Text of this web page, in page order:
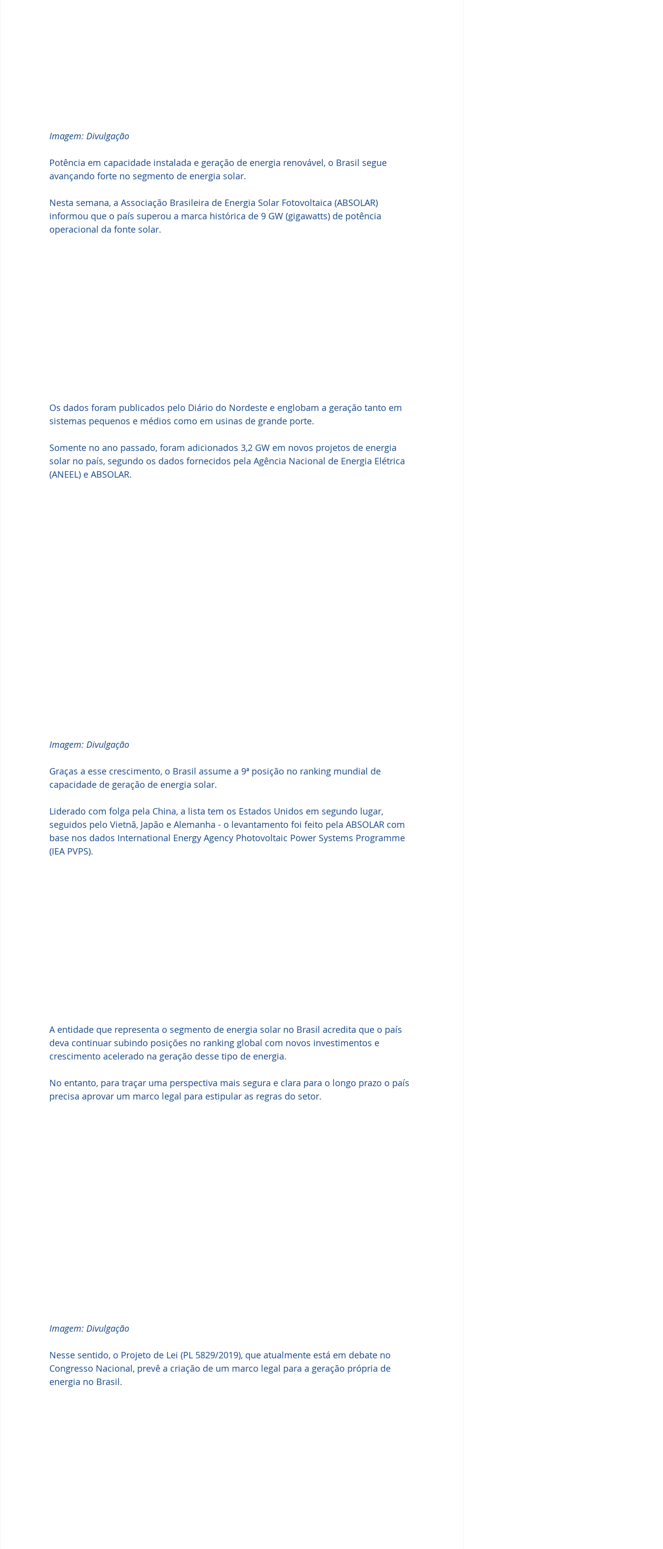
Imagem: Divulgação
Potência em capacidade instalada e geração de energia renovável, o Brasil segue
avançando forte no segmento de energia solar.
Nesta semana, a Associação Brasileira de Energia Solar Fotovoltaica (ABSOLAR)
informou que o país superou a marca histórica de 9 GW (gigawatts) de potência
operacional da fonte solar.
Os dados foram publicados pelo Diário do Nordeste e englobam a geração tanto em
sistemas pequenos e médios como em usinas de grande porte.
Somente no ano passado, foram adicionados 3,2 GW em novos projetos de energia
solar no país, segundo os dados fornecidos pela Agência Nacional de Energia Elétrica
(ANEEL) e ABSOLAR.
Imagem: Divulgação
Graças a esse crescimento, o Brasil assume a 9ª posição no ranking mundial de
capacidade de geração de energia solar.
Liderado com folga pela China, a lista tem os Estados Unidos em segundo lugar,
seguidos pelo Vietnã, Japão e Alemanha - o levantamento foi feito pela ABSOLAR com
base nos dados International Energy Agency Photovoltaic Power Systems Programme
(IEA PVPS).
A entidade que representa o segmento de energia solar no Brasil acredita que o país
deva continuar subindo posições no ranking global com novos investimentos e
crescimento acelerado na geração desse tipo de energia.
No entanto, para traçar uma perspectiva mais segura e clara para o longo prazo o país
precisa aprovar um marco legal para estipular as regras do setor.
Imagem: Divulgação
Nesse sentido, o Projeto de Lei (PL 5829/2019), que atualmente está em debate no
Congresso Nacional, prevê a criação de um marco legal para a geração própria de
energia no Brasil.